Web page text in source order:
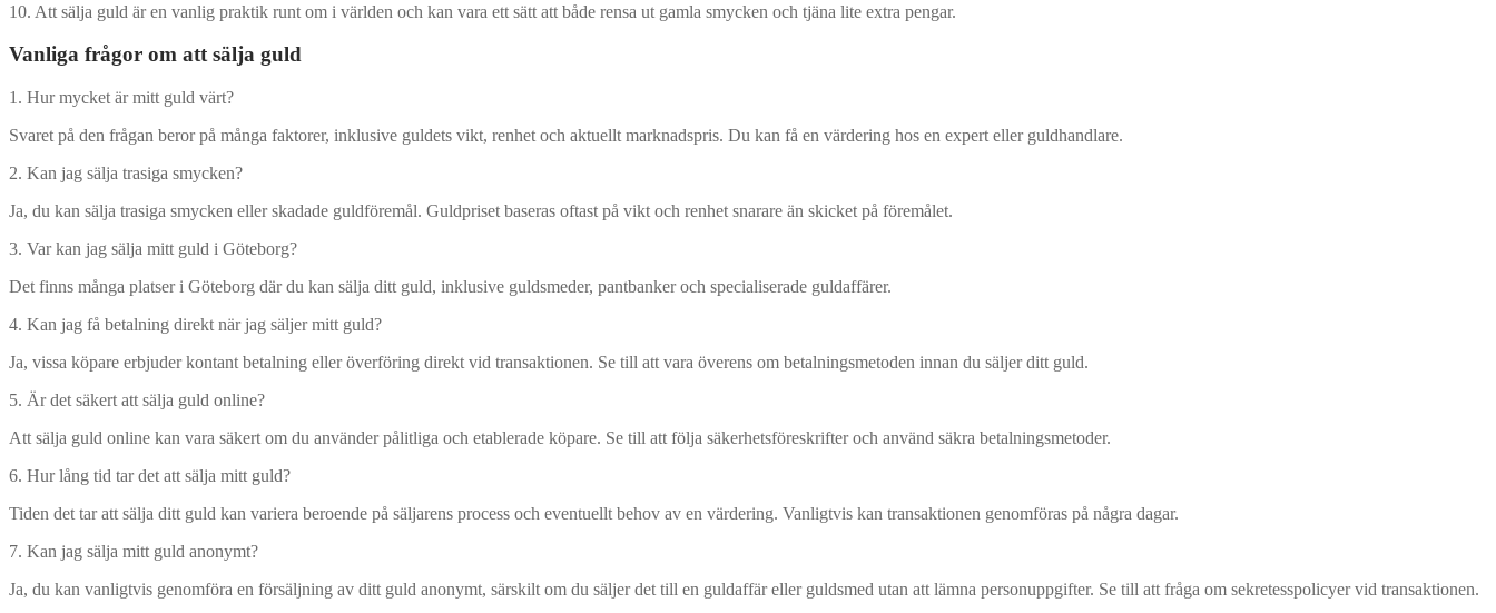
10. Att sälja guld är en vanlig praktik runt om i världen och kan vara ett sätt att både rensa ut gamla smycken och tjäna lite extra pengar.
Vanliga frågor om att sälja guld
1. Hur mycket är mitt guld värt?
Svaret på den frågan beror på många faktorer, inklusive guldets vikt, renhet och aktuellt marknadspris. Du kan få en värdering hos en expert eller guldhandlare.
2. Kan jag sälja trasiga smycken?
Ja, du kan sälja trasiga smycken eller skadade guldföremål. Guldpriset baseras oftast på vikt och renhet snarare än skicket på föremålet.
3. Var kan jag sälja mitt guld i Göteborg?
Det finns många platser i Göteborg där du kan sälja ditt guld, inklusive guldsmeder, pantbanker och specialiserade guldaffärer.
4. Kan jag få betalning direkt när jag säljer mitt guld?
Ja, vissa köpare erbjuder kontant betalning eller överföring direkt vid transaktionen. Se till att vara överens om betalningsmetoden innan du säljer ditt guld.
5. Är det säkert att sälja guld online?
Att sälja guld online kan vara säkert om du använder pålitliga och etablerade köpare. Se till att följa säkerhetsföreskrifter och använd säkra betalningsmetoder.
6. Hur lång tid tar det att sälja mitt guld?
Tiden det tar att sälja ditt guld kan variera beroende på säljarens process och eventuellt behov av en värdering. Vanligtvis kan transaktionen genomföras på några dagar.
7. Kan jag sälja mitt guld anonymt?
Ja, du kan vanligtvis genomföra en försäljning av ditt guld anonymt, särskilt om du säljer det till en guldaffär eller guldsmed utan att lämna personuppgifter. Se till att fråga om sekretesspolicyer vid transaktionen.